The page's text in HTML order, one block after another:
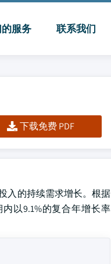
服务 联系我们
下载免费 PDF
入的持续需求增长。根据
内以9.1%的复合年增长率